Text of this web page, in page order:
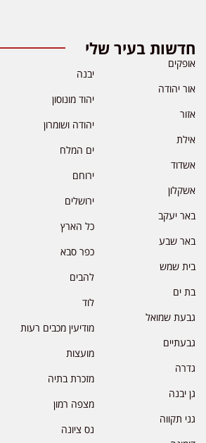
חדשות בעיר שלי
אופקים
אור יהודה
אזור
אילת
אשדוד
אשקלון
באר יעקב
באר שבע
בית שמש
בת ים
גבעת שמואל
גבעתיים
גדרה
גן יבנה
גני תקווה
יבנה
יהוד מונוסון
יהודה ושומרון
ים המלח
ירוחם
ירושלים
כל הארץ
כפר סבא
להבים
לוד
מודיעין מכבים רעות
מועצות
מזכרת בתיה
מצפה רמון
נס ציונה